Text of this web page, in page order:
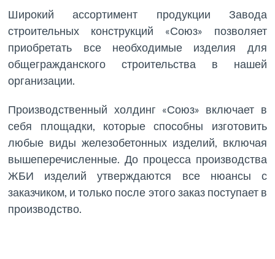
Широкий ассортимент продукции Завода
строительных конструкций «Союз» позволяет
приобретать все необходимые изделия для
общегражданского строительства в нашей
организации.
Производственный холдинг «Союз» включает в
себя площадки, которые способны изготовить
любые виды железобетонных изделий, включая
вышеперечисленные. До процесса производства
ЖБИ изделий утверждаются все нюансы с
заказчиком, и только после этого заказ поступает в
производство.